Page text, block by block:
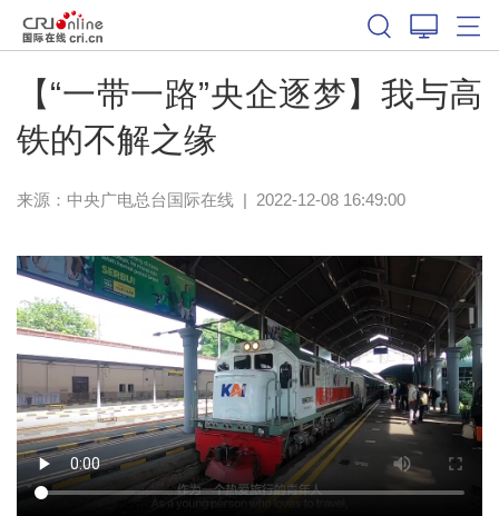
【“一带一路”央企逐梦】我与高
铁的不解之缘
来源：中央广电总台国际在线| 2022-12-08 16:49:00